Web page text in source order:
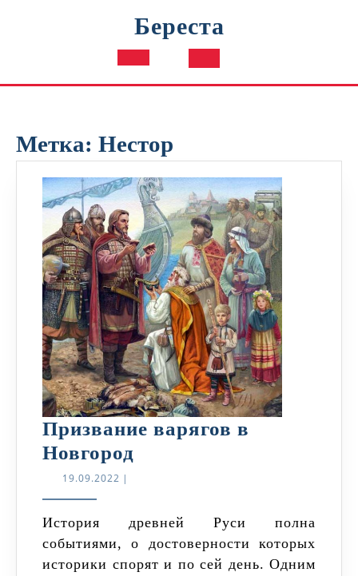
Береста
Кнопка
Метка: Нестор
Призвание варягов в
Новгород
Новгород
19.09.2022 19.09.2022
|
История древней Руси полна
событиями, о достоверности которых
историки спорят и по сей день. Одним